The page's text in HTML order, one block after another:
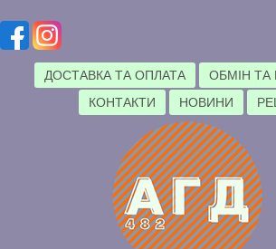
ДОСТАВКА ТА ОПЛАТА
ОБМІН ТА
КОНТАКТИ
НОВИНИ